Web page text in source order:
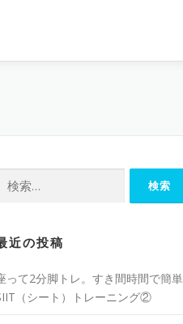
近の投稿
って2分脚トレ。すき間時間で簡単
（シート）トレーニング②